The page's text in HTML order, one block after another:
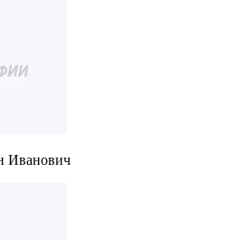
Иванович